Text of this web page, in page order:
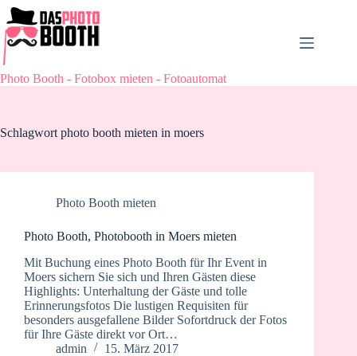
Zum
Inhalt
springen
Photo Booth - Fotobox mieten - Fotoautomat
Schlagwort photo booth mieten in moers
Photo Booth mieten
Photo Booth, Photobooth in Moers mieten
Mit Buchung eines Photo Booth für Ihr Event in
Moers sichern Sie sich und Ihren Gästen diese
Highlights: Unterhaltung der Gäste und tolle
Erinnerungsfotos Die lustigen Requisiten für
besonders ausgefallene Bilder Sofortdruck der Fotos
für Ihre Gäste direkt vor Ort…
admin
15. März 2017